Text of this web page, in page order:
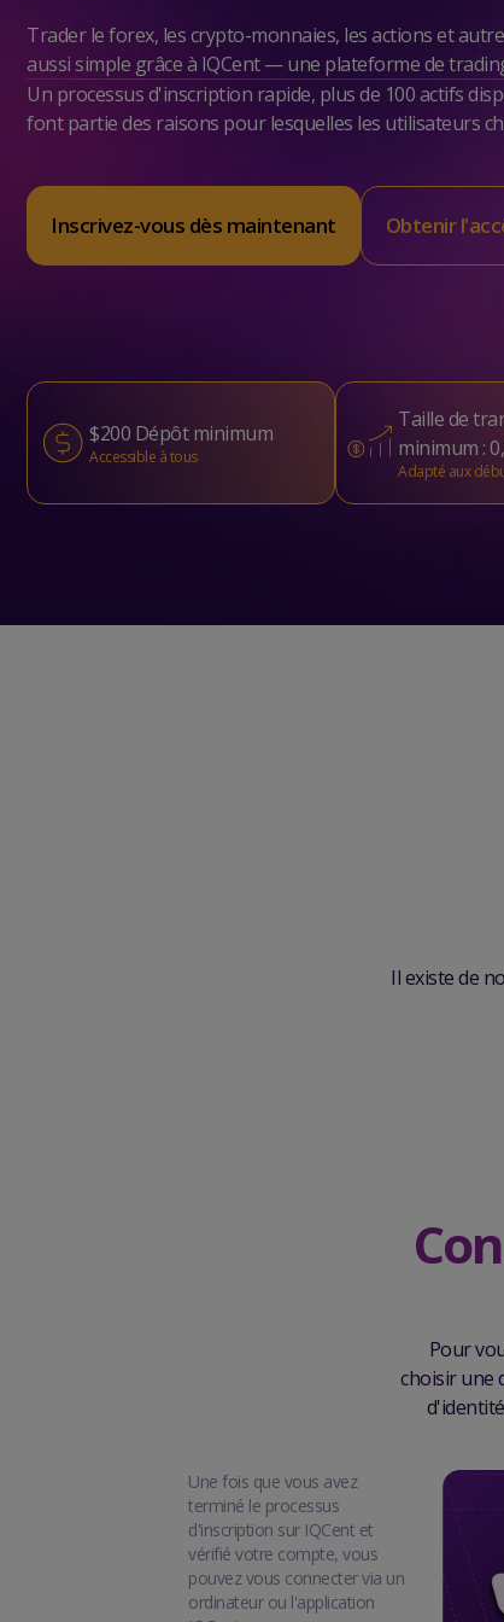
Trader le forex, les crypto-monnaies, les actions et
aussi simple grâce à IQCent — une plateforme de
Un processus d'inscription rapide, plus de 100 actifs
font partie des raisons pour lesquelles les utilisateurs
Inscrivez-vous dès maintenant Obtenir
$200 Dépôt minimum
Accessible à tous
Taille de
minimum :
Adapté aux
Il existe de
Pour
choisir une
Une fois que vous avez
terminé le processus
d'inscription sur IQCent et
vérifié votre compte, vous
pouvez vous connecter via un
ordinateur ou l'application